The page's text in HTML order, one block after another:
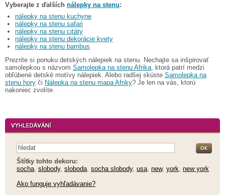
Vyberajte z ďalších nálepky na stenu:
nálepky na stenu kuchyne
nálepky na stenu safari
nálepky na stenu citáty
nálepky na stenu dekorácie kvety
nálepky na stenu bambus
Prezrite si ponuku detských nálepiek na stenu. Nechajte sa inšpirovať
samolepkou s názvom Samolepka na stenu Afrika , ktorá patrí medzi
obľúbené detské motívy nálepiek. Alebo radšej skúste Samolepka na
stenu hory či Nálepka na stenu mapa Afriky? Je len na vás, ktorú
nakoniec zvolíte.
Štítky tohto dekoru:
socha slobody, sloboda socha slobody, usa new, york new york
Ako funguje vyhľadávanie?